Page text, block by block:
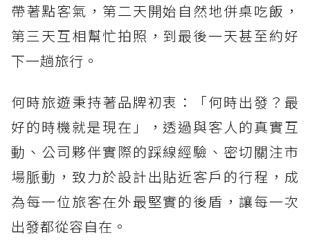
帶著點客氣，第二天開始自然地併桌吃飯，
第三天互相幫忙拍照，到最後一天甚至約好
下一趟旅行。
何時旅遊秉持著品牌初衷：「何時出發？最
好的時機就是現在」，透過與客人的真實互
動、公司夥伴實際的踩線經驗、密切關注市
場脈動，致力於設計出貼近客戶的行程，成
為每一位旅客在外最堅實的後盾，讓每一次
出發都從容自在。